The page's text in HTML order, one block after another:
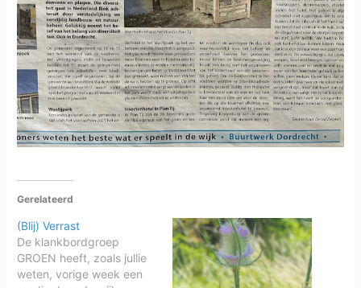
Gerelateerd
(Blij) Verrast
De klankbordgroep
GROEN heeft, zoals jullie
weten, vorige week een